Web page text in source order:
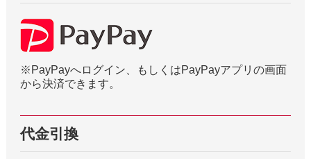
※PayPayへログイン、もしくはPayPayアプリの画面
から決済できます。
代金引換